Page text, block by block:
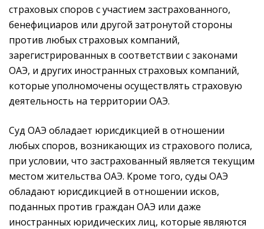
страховых споров с участием застрахованного,
бенефициаров или другой затронутой стороны
против любых страховых компаний,
зарегистрированных в соответствии с законами
ОАЭ, и других иностранных страховых компаний,
которые уполномочены осуществлять страховую
деятельность на территории ОАЭ.
Суд ОАЭ обладает юрисдикцией в отношении
любых споров, возникающих из страхового полиса,
при условии, что застрахованный является текущим
местом жительства ОАЭ. Кроме того, суды ОАЭ
обладают юрисдикцией в отношении исков,
поданных против граждан ОАЭ или даже
иностранных юридических лиц, которые являются